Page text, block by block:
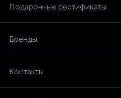
Подарочные сертификаты
Бренды
Контакты